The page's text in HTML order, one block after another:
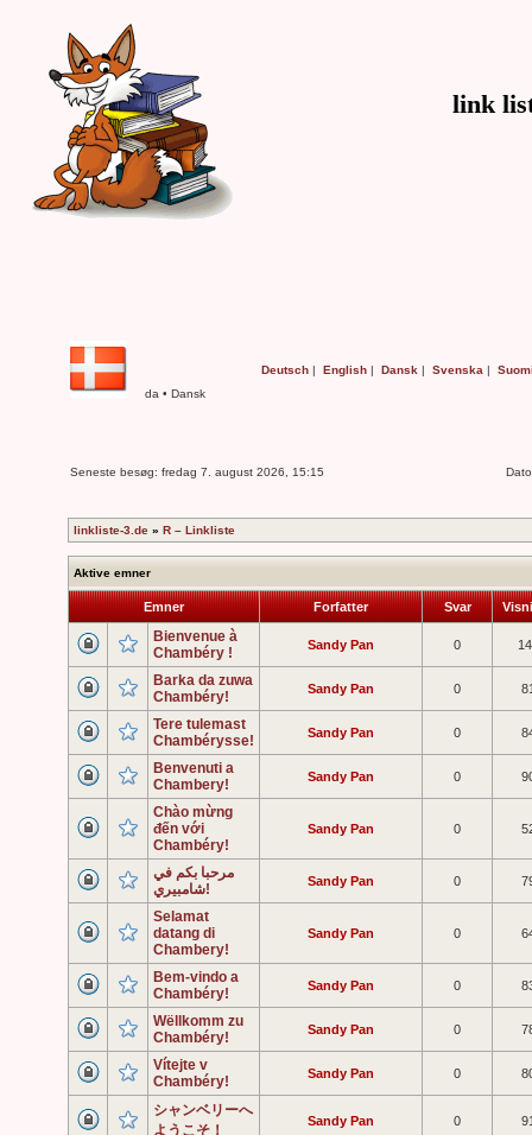
link
da • Dansk
Deutsch | English | Dansk | Svenska |
Seneste besøg: fredag 7. august 2026, 15:15
linkliste-3.de » R – Linkliste
Aktive emner
Emner Forfatter Svar
Bienvenue à
Chambéry !
Sandy Pan 0
Barka da zuwa
Chambéry!
Sandy Pan 0
Tere tulemast
Chambérysse!
Sandy Pan 0
Benvenuti a
Chambery!
Sandy Pan 0
Chào mừng
đến với
Chambéry!
Sandy Pan 0
مرحبا بكم في
شامبيري!
Sandy Pan 0
Selamat
datang di
Chambery!
Sandy Pan 0
Bem-vindo a
Chambéry!
Sandy Pan 0
Wëllkomm zu
Chambéry!
Sandy Pan 0
Vítejte v
Chambéry!
Sandy Pan 0
シャンベリーへ
ようこそ！
Sandy Pan 0